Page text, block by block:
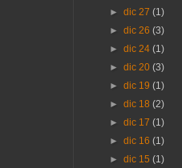
► dic 27 (1)
► dic 26 (3)
► dic 24 (1)
► dic 20 (3)
► dic 19 (1)
► dic 18 (2)
► dic 17 (1)
► dic 16 (1)
► dic 15 (1)